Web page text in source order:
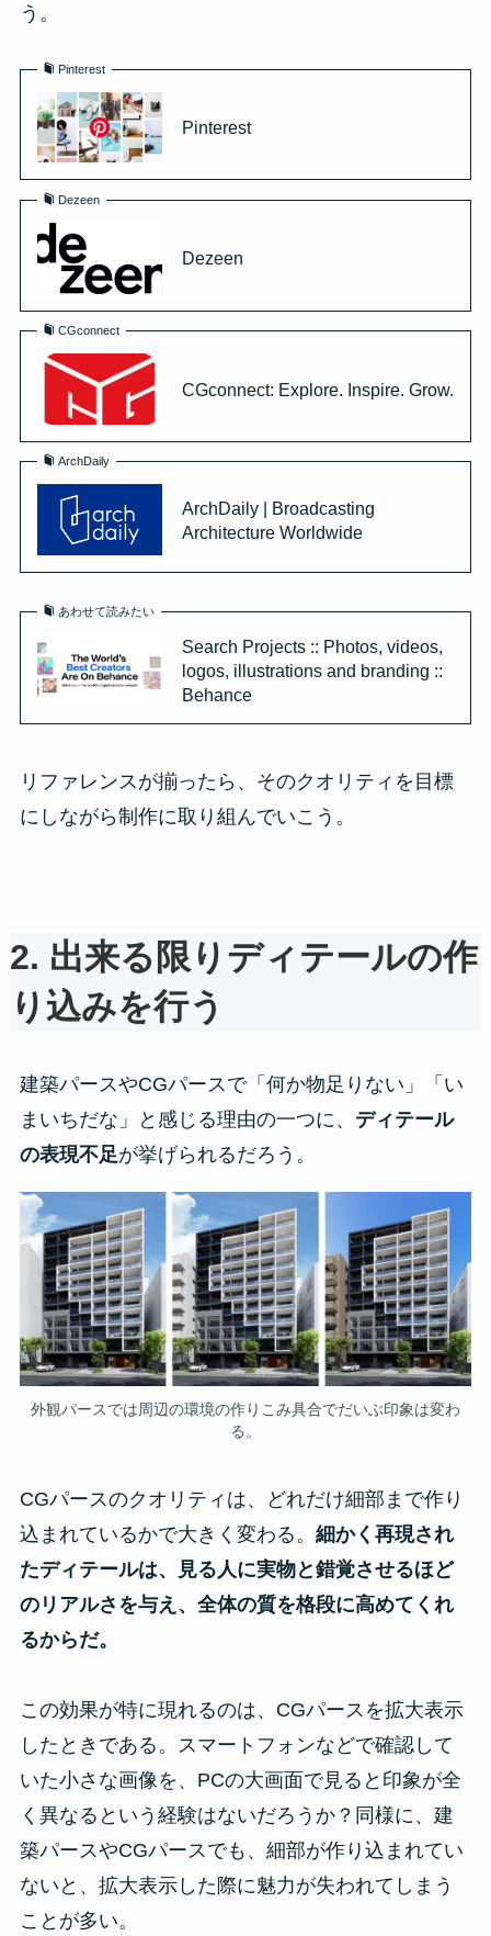
う。
Pinterest
Pinterest
Dezeen
Dezeen
CGconnect
CGconnect: Explore. Inspire. Grow.
ArchDaily
ArchDaily | Broadcasting
Architecture Worldwide
あわせて読みたい
Search Projects :: Photos, videos,
logos, illustrations and branding ::
Behance
リファレンスが揃ったら、そのクオリティを目標
にしながら制作に取り組んでいこう。
2. 出来る限りディテールの作
り込みを行う
建築パースやCGパースで「何か物足りない」「い
まいちだな」と感じる理由の一つに、 ディテール
の表現不足が挙げられるだろう。
外観パースでは周辺の環境の作りこみ具合でだいぶ印象は変わ
る。
CGパースのクオリティは、どれだけ細部まで作り
込まれているかで大きく変わる。 細かく再現され
たディテールは、見る人に実物と錯覚させるほど
のリアルさを与え、全体の質を格段に高めてくれ
るからだ。
この効果が特に現れるのは、CGパースを拡大表示
したときである。スマートフォンなどで確認して
いた小さな画像を、PCの大画面で見ると印象が全
く異なるという経験はないだろうか？同様に、建
築パースやCGパースでも、細部が作り込まれてい
ないと、拡大表示した際に魅力が失われてしまう
ことが多い。